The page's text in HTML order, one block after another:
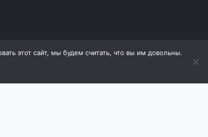
этот сайт, мы будем считать, что вы им довольны.